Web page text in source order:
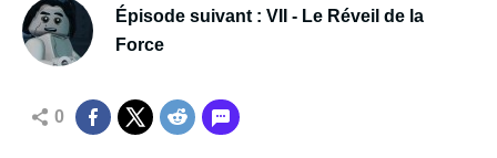
Épisode suivant : VII - Le Réveil de la
Force
0